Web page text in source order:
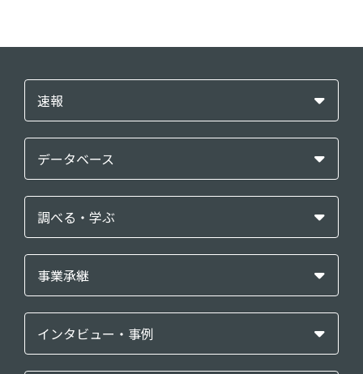
速報
データベース
調べる・学ぶ
事業承継
インタビュー・事例